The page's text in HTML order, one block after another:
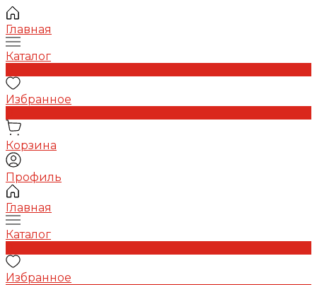
Главная
Каталог
Избранное
Корзина
Профиль
Главная
Каталог
Избранное